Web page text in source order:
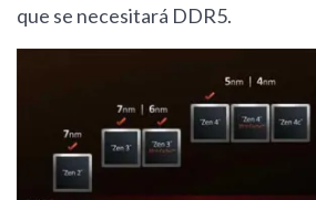
que se necesitará DDR5.